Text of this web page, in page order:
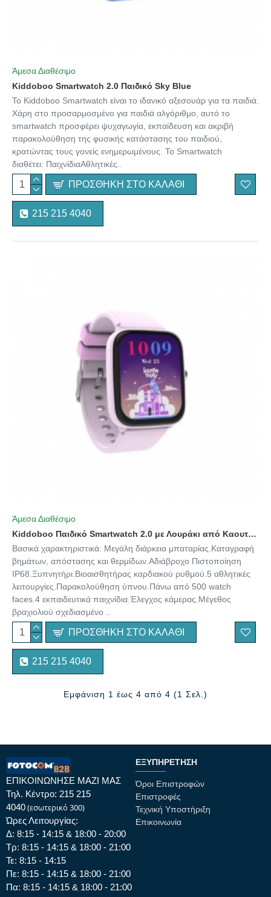
Άμεσα Διαθέσιμο
Kiddoboo Smartwatch 2.0 Παιδικό Sky Blue
Το Kiddoboo Smartwatch είναι το ιδανικό αξεσουάρ για τα παιδιά.
Xάρη στο προσαρμοσμένο για παιδιά αλγόριθμο, αυτό το
smartwatch προσφέρει ψυχαγωγία, εκπαίδευση και ακριβή
παρακολούθηση της φυσικής κατάστασης του παιδιού,
κρατώντας τους γονείς ενημερωμένους. To Smartwatch
διαθέτει: ΠαιχνίδιαΑθλητικές..
ΠΡΟΣΘΉΚΗ ΣΤΟ ΚΑΛΆΘΙ
215 215 4040
Άμεσα Διαθέσιμο
Kiddoboo Παιδικό Smartwatch 2.0 με Λουράκι από Καουτσούκ/Πλαστικό Λιλά
Βασικά χαρακτηριστικά: Μεγάλη διάρκεια μπαταρίας.Καταγραφή
βημάτων, απόστασης και θερμίδων.Αδιάβροχο Πιστοποίηση
IP68.Ξυπνητήρι.Βιοαισθητήρας καρδιακού ρυθμού.5 αθλητικές
λειτουργίες.Παρακολούθηση ύπνου.Πάνω από 500 watch
faces.4 εκπαιδευτικά παιχνίδια.Έλεγχος κάμερας.Μέγεθος
βραχιολιού σχεδιασμένο ..
ΠΡΟΣΘΉΚΗ ΣΤΟ ΚΑΛΆΘΙ
215 215 4040
Εμφάνιση 1 έως 4 από 4 (1 Σελ.)
ΕΠΙΚΟΙΝΩΝΗΣΕ ΜΑΖΙ ΜΑΣ
Τηλ. Κέντρο: 215 215
4040(εσωτερικό 300)
Ώρες Λειτουργίας:
Δ: 8:15 - 14:15 & 18:00 - 20:00
Τρ: 8:15 - 14:15 & 18:00 - 21:00
Τε: 8:15 - 14:15
Πε: 8:15 - 14:15 & 18:00 - 21:00
Πα: 8:15 - 14:15 & 18:00 - 21:00
ΕΞΥΠΗΡΈΤΗΣΗ
Όροι Επιστροφών
Επιστροφές
Τεχνική Υποστήριξη
Επικοινωνία